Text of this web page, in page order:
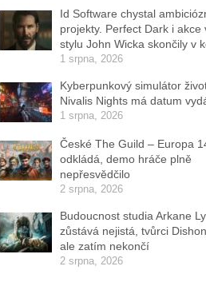
Id Software chystal
projekty. Perfect Dark i akce
stylu John Wicka skončily v
1 srpna, 2026
Kyberpunkový simulátor
Nivalis Nights má datum
1 srpna, 2026
České The Guild – Europa
odkládá, demo hráče plně
nepřesvědčilo
2 srpna, 2026
Budoucnost studia Arkane
zůstává nejistá, tvůrci
ale zatím nekončí
2 srpna, 2026